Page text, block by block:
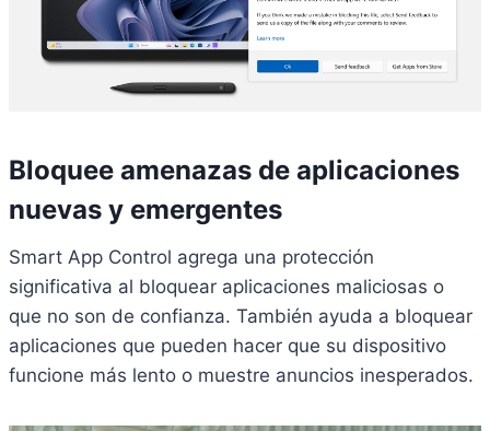
Bloquee amenazas de aplicaciones
nuevas y emergentes
Smart App Control agrega una protección
significativa al bloquear aplicaciones maliciosas o
que no son de confianza. También ayuda a bloquear
aplicaciones que pueden hacer que su dispositivo
funcione más lento o muestre anuncios inesperados.